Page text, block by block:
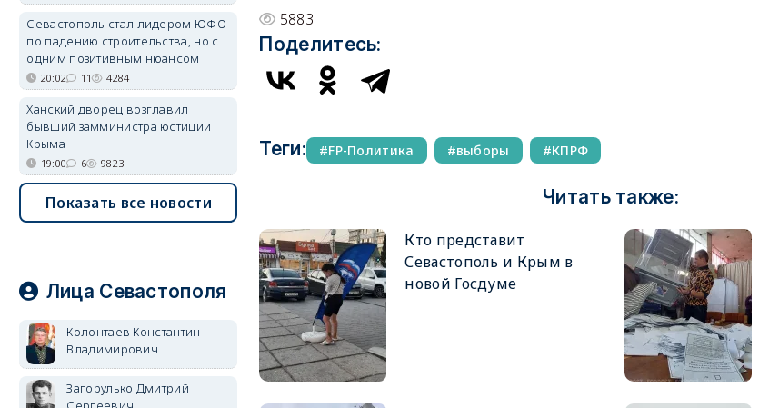
5883
Поделитесь:
Теги: FP-Политика выборы КПРФ
Читать также:
Кто представит
Севастополь и Крым в
новой Госдуме
Севастополь стал лидером ЮФО
по падению строительства, но с
одним позитивным нюансом
20:02 11 4284
Ханский дворец возглавил
бывший замминистра юстиции
Крыма
19:00 6 9823
Показать все новости
Лица Севастополя
Колонтаев Константин
Владимирович
Загорулько Дмитрий